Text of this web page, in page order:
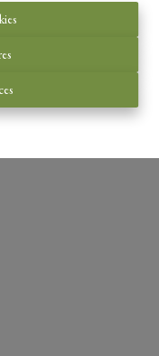
immobiliers,
Sous réserve
.